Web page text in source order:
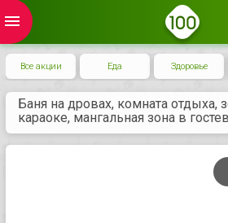
menu
Все акции Еда Здоровье
Баня на дровах, комната отдыха,
караоке, мангальная зона в